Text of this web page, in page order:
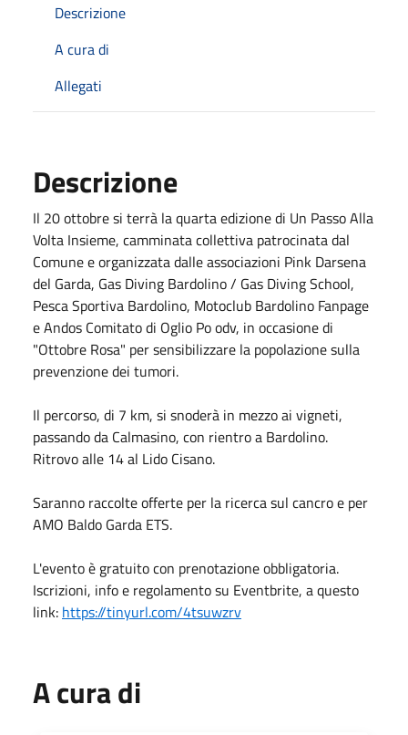
Descrizione
A cura di
Allegati
Descrizione
Il 20 ottobre si terrà la quarta edizione di Un Passo Alla
Volta Insieme, camminata collettiva patrocinata dal
Comune e organizzata dalle associazioni Pink Darsena
del Garda, Gas Diving Bardolino / Gas Diving School,
Pesca Sportiva Bardolino, Motoclub Bardolino Fanpage
e Andos Comitato di Oglio Po odv, in occasione di
"Ottobre Rosa" per sensibilizzare la popolazione sulla
prevenzione dei tumori.
Il percorso, di 7 km, si snoderà in mezzo ai vigneti,
passando da Calmasino, con rientro a Bardolino.
Ritrovo alle 14 al Lido Cisano.
Saranno raccolte offerte per la ricerca sul cancro e per
AMO Baldo Garda ETS.
L'evento è gratuito con prenotazione obbligatoria.
Iscrizioni, info e regolamento su Eventbrite, a questo
link: https://tinyurl.com/4tsuwzrv
A cura di